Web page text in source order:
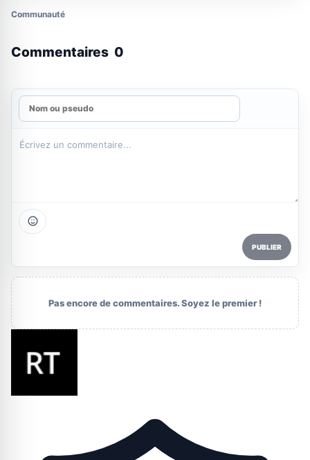
Communauté
Commentaires 0
PUBLIER
Pas encore de commentaires. Soyez le premier !